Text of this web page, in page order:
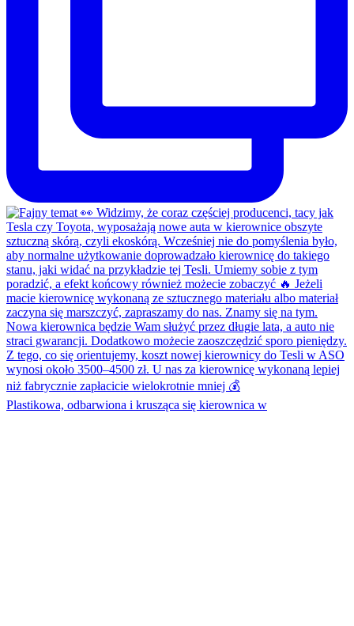
Plastikowa, odbarwiona i krusząca się kierownica w